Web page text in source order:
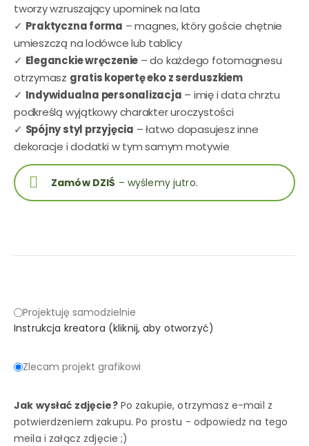
tworzy wzruszający upominek na lata
✓ Praktyczna forma – magnes, który goście chętnie
umieszczą na lodówce lub tablicy
✓ Eleganckie wręczenie – do każdego fotomagnesu
otrzymasz gratis kopertę eko z serduszkiem
✓ Indywidualna personalizacja – imię i data chrztu
podkreślą wyjątkowy charakter uroczystości
✓ Spójny styl przyjęcia – łatwo dopasujesz inne
dekoracje i dodatki w tym samym motywie
Zamów DZIŚ – wyślemy jutro.
Projektuję samodzielnie
Instrukcja kreatora (kliknij, aby otworzyć)
Zlecam projekt grafikowi
Jak wysłać zdjęcie?Po zakupie, otrzymasz e-mail z
potwierdzeniem zakupu. Po prostu - odpowiedz na tego
meila i załącz zdjęcie ;)